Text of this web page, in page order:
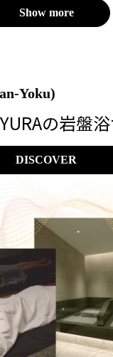
Show more
Yoku)
の岩盤
DISCOVER